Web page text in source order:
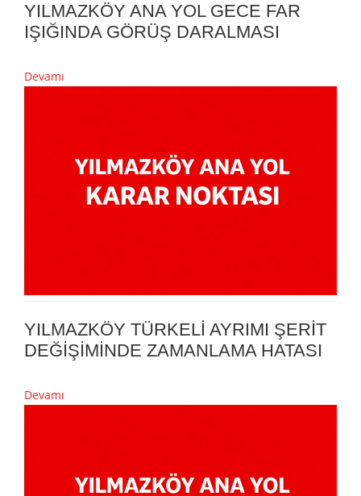
YILMAZKÖY ANA YOL GECE FAR
IŞIĞINDA GÖRÜŞ DARALMASI
Devamı
YILMAZKÖY TÜRKELİ AYRIMI ŞERİT
DEĞİŞİMİNDE ZAMANLAMA HATASI
Devamı